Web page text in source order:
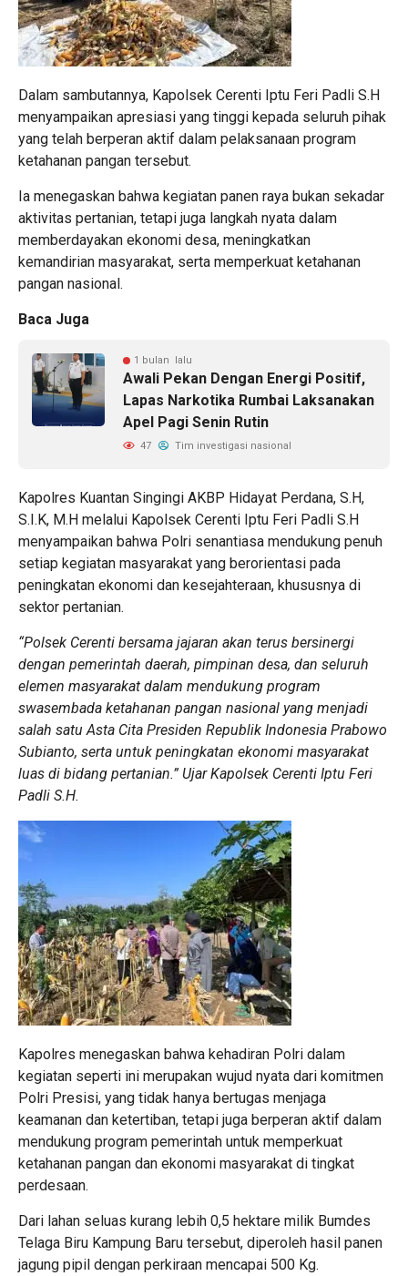
Dalam sambutannya, Kapolsek Cerenti Iptu Feri Padli S.H
menyampaikan apresiasi yang tinggi kepada seluruh pihak
yang telah berperan aktif dalam pelaksanaan program
ketahanan pangan tersebut.
Ia menegaskan bahwa kegiatan panen raya bukan sekadar
aktivitas pertanian, tetapi juga langkah nyata dalam
memberdayakan ekonomi desa, meningkatkan
kemandirian masyarakat, serta memperkuat ketahanan
pangan nasional.
Baca Juga
1 bulan lalu
Awali Pekan Dengan Energi Positif,
Lapas Narkotika Rumbai Laksanakan
Apel Pagi Senin Rutin
47 Tim investigasi nasional
Kapolres Kuantan Singingi AKBP Hidayat Perdana, S.H,
S.I.K, M.H melalui Kapolsek Cerenti Iptu Feri Padli S.H
menyampaikan bahwa Polri senantiasa mendukung penuh
setiap kegiatan masyarakat yang berorientasi pada
peningkatan ekonomi dan kesejahteraan, khususnya di
sektor pertanian.
“Polsek Cerenti bersama jajaran akan terus bersinergi
dengan pemerintah daerah, pimpinan desa, dan seluruh
elemen masyarakat dalam mendukung program
swasembada ketahanan pangan nasional yang menjadi
salah satu Asta Cita Presiden Republik Indonesia Prabowo
Subianto, serta untuk peningkatan ekonomi masyarakat
luas di bidang pertanian.” Ujar Kapolsek Cerenti Iptu Feri
Padli S.H.
Kapolres menegaskan bahwa kehadiran Polri dalam
kegiatan seperti ini merupakan wujud nyata dari komitmen
Polri Presisi, yang tidak hanya bertugas menjaga
keamanan dan ketertiban, tetapi juga berperan aktif dalam
mendukung program pemerintah untuk memperkuat
ketahanan pangan dan ekonomi masyarakat di tingkat
perdesaan.
Dari lahan seluas kurang lebih 0,5 hektare milik Bumdes
Telaga Biru Kampung Baru tersebut, diperoleh hasil panen
jagung pipil dengan perkiraan mencapai 500 Kg.